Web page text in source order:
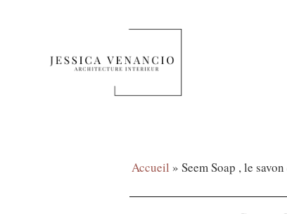
Accueil » Seem Soap , le